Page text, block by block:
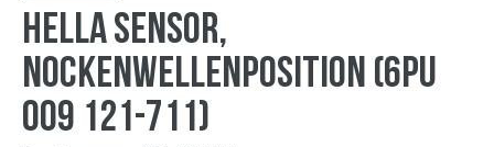
HELLA Sensor,
Nockenwellenposition (6PU
009 121-711)